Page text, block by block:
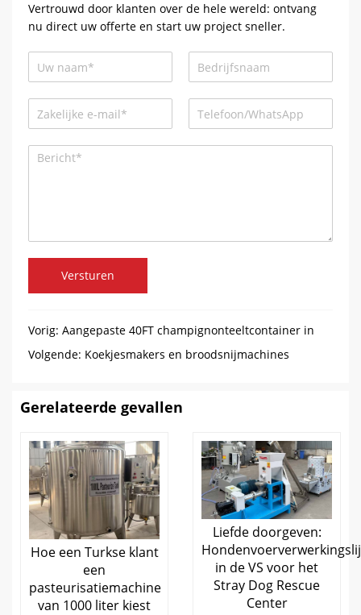
Vertrouwd door klanten over de hele wereld: ontvang
nu direct uw offerte en start uw project sneller.
Versturen
Vorig: Aangepaste 40FT champignonteeltcontainer in
Canada
Volgende: Koekjesmakers en broodsnijmachines
Gerelateerde gevallen
Hoe een Turkse klant
een
pasteurisatiemachine
van 1000 liter kiest
Liefde doorgeven:
in de VS voor het
Stray Dog Rescue
Center